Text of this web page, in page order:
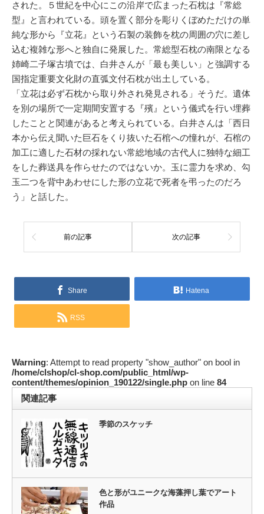
された。５世紀を中心にこの沿岸で広まった石枕は『常総
型』と言われている。頭を置く部分を彫りくぼめただけの単
純な形から『立花』という石製の装飾を枕の周囲の穴に差し
込む複雑な形へと独自に発展した。常総型石枕の南限となる
姉崎二子塚古墳では、白井さんが「最も美しい」と強調する
国指定重要文化財の直弧文付石枕が出土している。
「立花は必ず石枕から取り外され発見される」そうだ。遺体
を別の場所で一定期間安置する『殯』という儀式を行い埋葬
したことと関連があると考えられている。白井さんは「西日
本から伝え聞いた巨石をくり抜いた石棺への憧れが、石棺の
加工に適した石材の採れない常総地域の古代人に独特な細工
をした葬送具を作らせたのではないか。玉に霊力を求め、勾
玉二つを背中あわせにした形の立花で死者を弔ったのだろ
う」と話した。
前の記事 次の記事
Share Hatena
RSS
Warning: Attempt to read property "show_author" on bool in
/home/clshop/cl-shop.com/public_html/wp-
content/themes/opinion_190122/single.php on line 84
関連記事
季節のスケッチ
色と形がユニークな海藻押し葉でアート
作品